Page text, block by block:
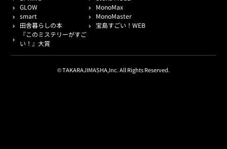
GLOW
MonoMax
smart
MonoMaster
田舎暮らしの本
宝島すごい！WEB
『このミステリーがすご
い！』大賞
© TAKARAJIMASHA,Inc. All Rights Reserved.